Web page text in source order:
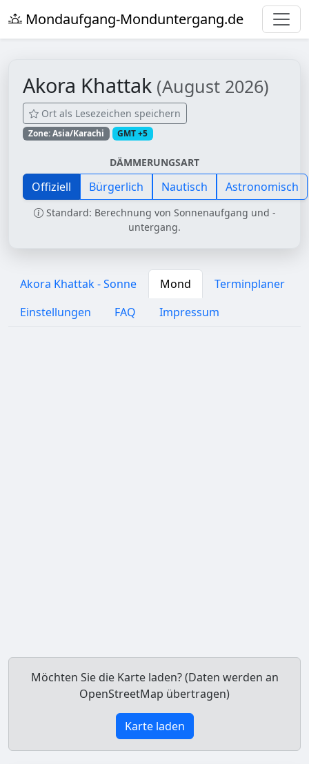
Mondaufgang-Monduntergang.de
Akora Khattak (August 2026)
Ort als Lesezeichen speichern
Zone: Asia/Karachi GMT +5
DÄMMERUNGSART
Offiziell Bürgerlich Nautisch Astronomisch
Standard: Berechnung von Sonnenaufgang und -
untergang.
Akora Khattak - Sonne Mond
Terminplaner
Einstellungen
FAQ Impressum
Möchten Sie die Karte laden? (Daten werden an
OpenStreetMap übertragen)
Karte laden